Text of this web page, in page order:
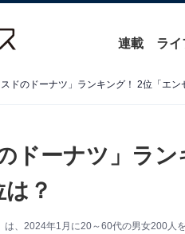
連載 ライ
スドのドーナツ」ランキング！ 2位「エ
ドーナツ」ラ
？
、2024年1月に20～60代の男女200人